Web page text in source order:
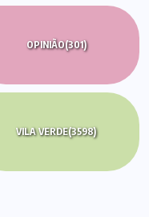
OPINIÃO(301)
VILA VERDE(3598)